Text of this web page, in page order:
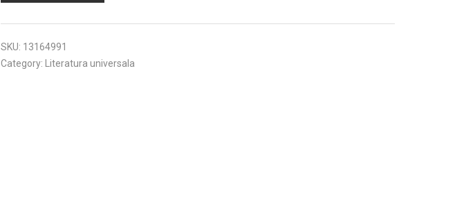
SKU: 13164991
Category:
Literatura universala